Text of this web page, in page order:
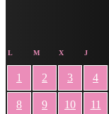
L M X J
1 2 3 4
8 9 10 11